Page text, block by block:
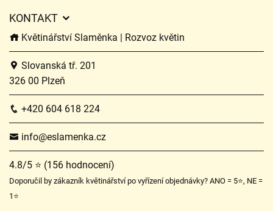
KONTAKT
Květinářství Slaměnka | Rozvoz květin
Slovanská tř. 201
326 00 Plzeň
+420 604 618 224
info@eslamenka.cz
4.8/5 ⭐ (156 hodnocení)
Doporučil by zákazník květinářství po vyřízení objednávky? ANO = 5⭐, NE =
1⭐